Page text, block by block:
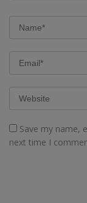
Save my name,
next time I